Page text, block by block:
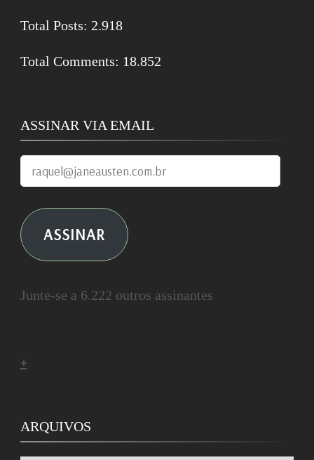
Total Posts: 2.918
Total Comments: 18.852
ASSINAR VIA EMAIL
raquel@janeausten.com.br
ASSINAR
Junte-se a 6.222 outros assinantes
+
ARQUIVOS